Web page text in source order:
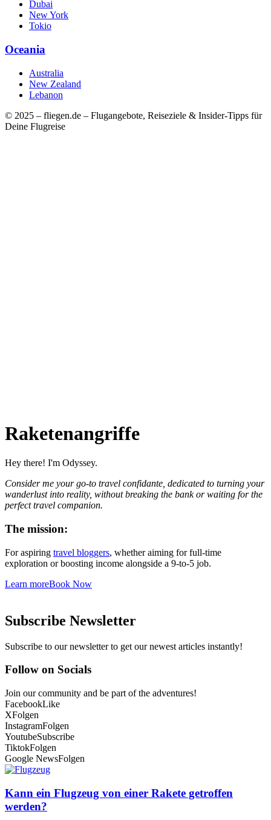
Dubai
New York
Tokio
Oceania
Australia
New Zealand
Lebanon
© 2025 – fliegen.de – Flugangebote, Reiseziele & Insider-Tipps für
Deine Flugreise
Raketenangriffe
Hey there! I'm Odyssey.
Consider me your go-to travel confidante, dedicated to turning your
wanderlust into reality, without breaking the bank or waiting for the
perfect travel companion.
The mission:
For aspiring travel bloggers, whether aiming for full-time
exploration or boosting income alongside a 9-to-5 job.
Learn moreBook Now
Subscribe Newsletter
Subscribe to our newsletter to get our newest articles instantly!
Follow on Socials
Join our community and be part of the adventures!
FacebookLike
XFolgen
InstagramFolgen
YoutubeSubscribe
TiktokFolgen
Google NewsFolgen
Kann ein Flugzeug von einer Rakete getroffen
werden?